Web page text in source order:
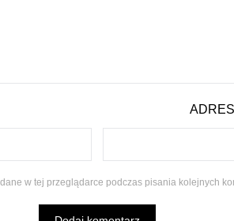
w tej przeglądarce podczas pisania kolejnych